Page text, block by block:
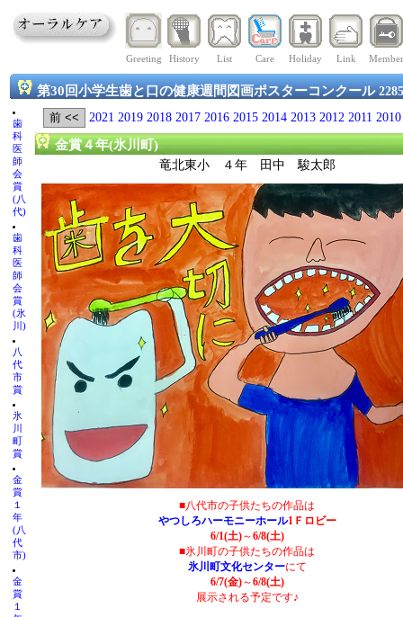
Greeting History List Care Holiday Link Member
第30回小学生歯と口の健康週間図画ポスターコンクール
歯
科
医
師
会
賞
(八
代)
歯
科
医
師
会
賞
(氷
川)
八
代
市
賞
氷
川
町
賞
金
賞
１
年
(八
代
市)
金
賞
１
2021 2019 2018 2017 2016 2015 2014 2013 2012 2011 2010
金賞４年(氷川町)
竜北東小 ４年 田中 駿太郎
■八代市の子供たちの作品は
やつしろハーモニーホール1Ｆロビー
6/1(土)～6/8(土)
■氷川町の子供たちの作品は
氷川町文化センターにて
6/7(金)～6/8(土)
展示される予定です♪